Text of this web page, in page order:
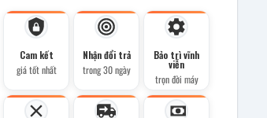
Cam kết
giá tốt nhất
Nhận đổi trả
trong 30 ngày
Bảo trì vĩnh
viễn
trọn đời máy